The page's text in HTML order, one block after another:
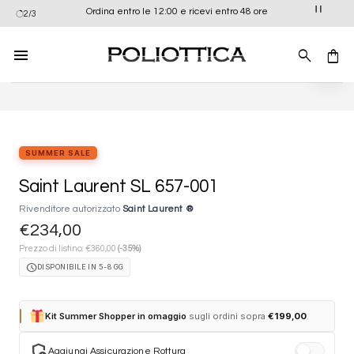
Salta
ai
contenuti
2/3 Ordina entro le 12:00 e ricevi entro 48 ore
SUMMER SALE
Saint Laurent SL 657-001
Rivenditore autorizzato Saint Laurent ®
€234,00
Prezzo di listino: €360,00 (-35%)
scheduleDISPONIBILE IN 5-8 GG
Kit Summer Shopper in omaggio sugli ordini sopra€199,00
Aggiungi Assicurazione Rottura